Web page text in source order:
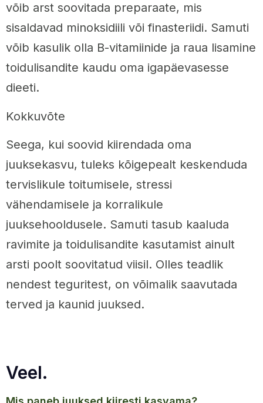
võib arst soovitada preparaate, mis
sisaldavad minoksidiili või finasteriidi. Samuti
võib kasulik olla B-vitamiinide ja raua lisamine
toidulisandite kaudu oma igapäevasesse
dieeti.
Kokkuvõte
Seega, kui soovid kiirendada oma
juuksekasvu, tuleks kõigepealt keskenduda
tervislikule toitumisele, stressi
vähendamisele ja korralikule
juuksehooldusele. Samuti tasub kaaluda
ravimite ja toidulisandite kasutamist ainult
arsti poolt soovitatud viisil. Olles teadlik
nendest teguritest, on võimalik saavutada
terved ja kaunid juuksed.
Veel.